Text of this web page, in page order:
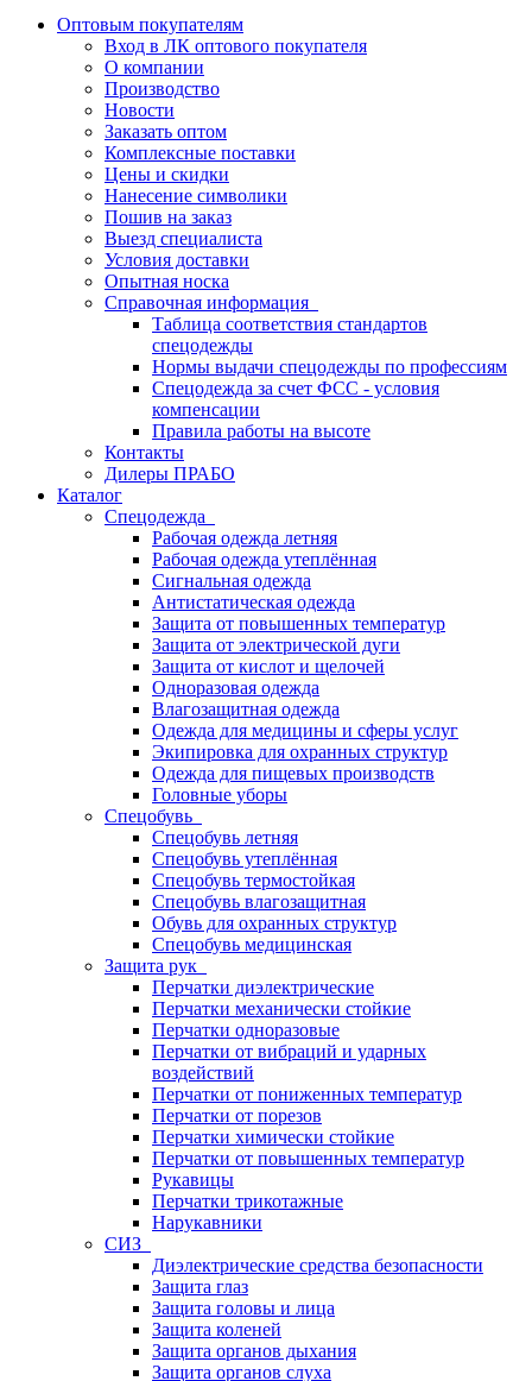
Оптовым покупателям
Вход в ЛК оптового покупателя
О компании
Производство
Новости
Заказать оптом
Комплексные поставки
Цены и скидки
Нанесение символики
Пошив на заказ
Выезд специалиста
Условия доставки
Опытная носка
Справочная информация
Таблица соответствия стандартов
спецодежды
Нормы выдачи спецодежды по профессиям
Спецодежда за счет ФСС - условия
компенсации
Правила работы на высоте
Контакты
Дилеры ПРАБО
Каталог
Спецодежда
Рабочая одежда летняя
Рабочая одежда утеплённая
Сигнальная одежда
Антистатическая одежда
Защита от повышенных температур
Защита от электрической дуги
Защита от кислот и щелочей
Одноразовая одежда
Влагозащитная одежда
Одежда для медицины и сферы услуг
Экипировка для охранных структур
Одежда для пищевых производств
Головные уборы
Спецобувь
Спецобувь летняя
Спецобувь утеплённая
Спецобувь термостойкая
Спецобувь влагозащитная
Обувь для охранных структур
Спецобувь медицинская
Защита рук
Перчатки диэлектрические
Перчатки механически стойкие
Перчатки одноразовые
Перчатки от вибраций и ударных
воздействий
Перчатки от пониженных температур
Перчатки от порезов
Перчатки химически стойкие
Перчатки от повышенных температур
Рукавицы
Перчатки трикотажные
Нарукавники
СИЗ
Диэлектрические средства безопасности
Защита глаз
Защита головы и лица
Защита коленей
Защита органов дыхания
Защита органов слуха